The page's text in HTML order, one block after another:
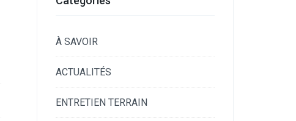
À SAVOIR
ACTUALITÉS
ENTRETIEN TERRAIN